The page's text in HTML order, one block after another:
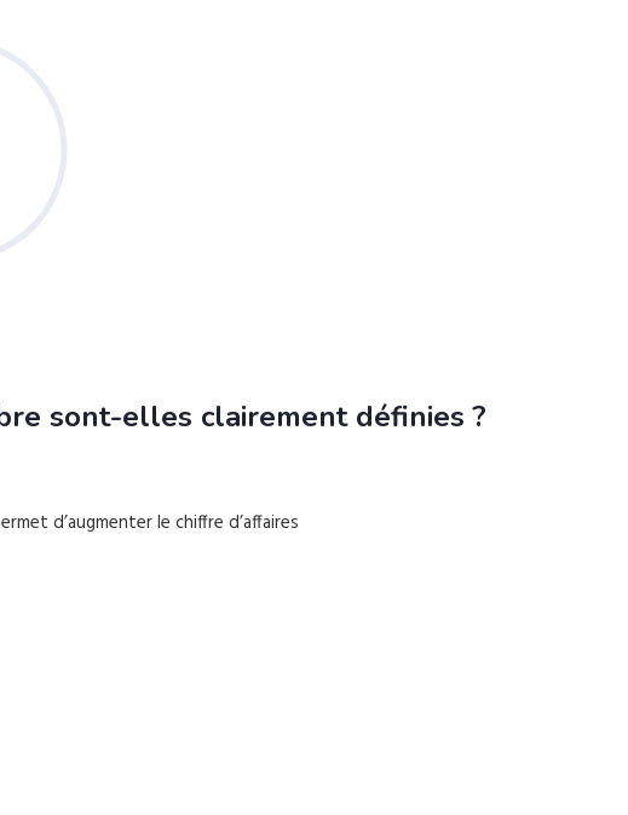
sont-elles clairement définies ?
d’augmenter le chiffre d’affaires